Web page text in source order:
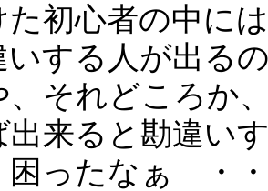
た初心者の中に
いする人が出る
、それどころか
出来ると勘違い
困ったなぁ ・